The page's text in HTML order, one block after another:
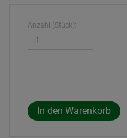
Anzahl (Stück):